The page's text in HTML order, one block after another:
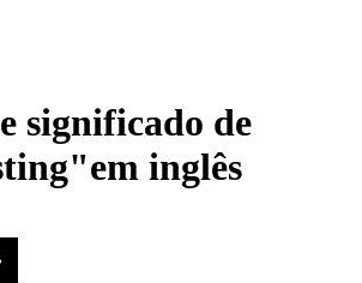
significado de
inglês